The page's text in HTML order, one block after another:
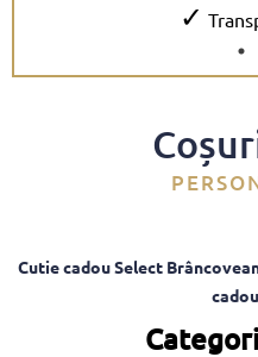
✓
Cutie cadou Select